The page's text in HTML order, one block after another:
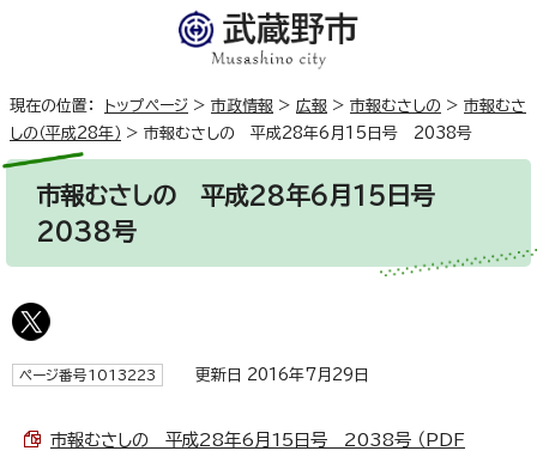
現在の位置： トップページ > 市政情報 > 広報 > 市報むさしの > 市報むさ
しの（平成28年） > 市報むさしの 平成28年6月15日号 2038号
市報むさしの 平成28年6月15日号
2038号
ページ番号1013223 更新日 2016年7月29日
市報むさしの 平成28年6月15日号 2038号 （PDF